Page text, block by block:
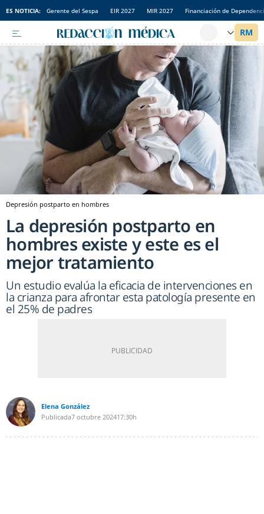
ES NOTICIA: Gerente del Sespa EIR 2027 MIR 2027 Financiación de
Depresión postparto en hombres
La depresión postparto en
hombres existe y este es el
mejor tratamiento
Un estudio evalúa la eficacia de intervenciones en
la crianza para afrontar esta patología presente en
el 25% de padres
Elena González
Publicada7 octubre 202417:30h